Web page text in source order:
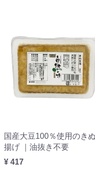
国産大豆100％使用のき
揚げ ｜油抜き不要
¥ 417